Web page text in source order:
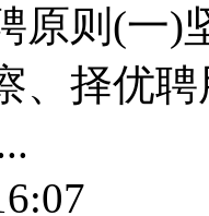
原则(一)
、择优